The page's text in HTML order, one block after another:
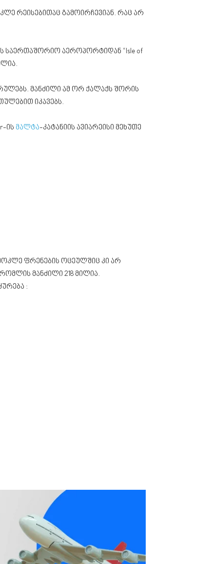
რეისებითაც გამოირჩევიან. რაც არ
საერთაშორიო აეროპორტიდან “Isle of
მანძილი ამ ორ ქალაქს შორის
იკავებს.
ის მალტა-კატანიის ავიარეისი მეხუთე
ფრენების ოცეულშიც კი არ
რომლის მანძილი 218 მილია.
: